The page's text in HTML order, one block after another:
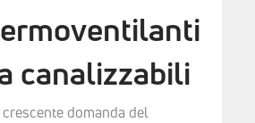
canalizzabili
domanda del